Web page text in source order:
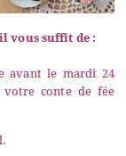
vous suffit de :
avant le mardi 24
conte de fée